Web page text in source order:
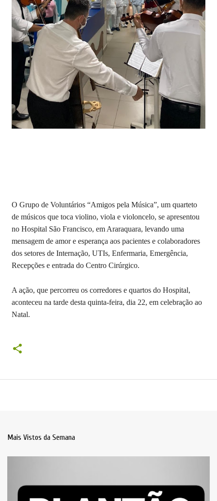
O Grupo de Voluntários “Amigos pela Música”, um quarteto
de músicos que toca violino, viola e violoncelo, se apresentou
no Hospital São Francisco, em Araraquara, levando uma
mensagem de amor e esperança aos pacientes e colaboradores
dos setores de Internação, UTIs, Enfermaria, Emergência,
Recepções e entrada do Centro Cirúrgico.
A ação, que percorreu os corredores e quartos do Hospital,
aconteceu na tarde desta quinta-feira, dia 22, em celebração ao
Natal.
Mais Vistos da Semana